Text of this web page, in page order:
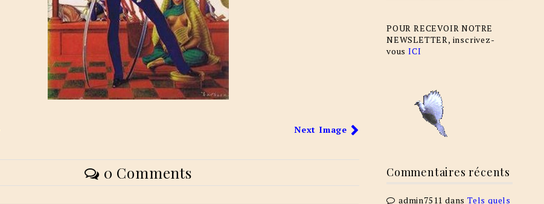
Next Image
0 Comments
POUR RECEVOIR NOTRE
NEWSLETTER, inscrivez-
vous ICI
Commentaires récents
admin7511 dansTels quels